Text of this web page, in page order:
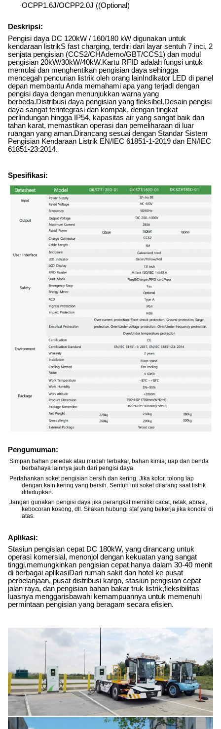
·OCPP1.6J/OCPP2.0J ((Optional)
Deskripsi:
Pengisi daya DC 120kW / 160/180 kW digunakan untuk
kendaraan listrikS fast charging, terdiri dari layar sentuh 7 inci, 2
senjata pengisian (CCS2/CHAdemo/GBT/CCS1) dan modul
pengisian 20kW/30kW/40kW.Kartu RFID adalah fungsi untuk
memulai dan menghentikan pengisian daya sehingga
mencegah pencurian listrik oleh orang lainIndikator LED di panel
depan membantu Anda memahami apa yang terjadi dengan
pengisi daya dengan menunjukkan warna yang
berbeda.Distribusi daya pengisian yang fleksibel ,Desain pengisi
daya sangat terintegrasi dan kompak, dengan tingkat
perlindungan hingga IP54, kapasitas air yang sangat baik dan
tahan karat, memastikan operasi dan pemeliharaan di luar
ruangan yang aman.Dirancang sesuai dengan Standar Sistem
Pengisian Kendaraan Listrik EN/IEC 61851-1-2019 dan EN/IEC
61851-23:2014.
Spesifikasi:
Pengumuman:
Simpan bahan peledak atau mudah terbakar, bahan kimia, uap dan benda
berbahaya lainnya jauh dari pengisi daya.
Pertahankan soket pengisian bersih dan kering. Jika kotor, tolong lap
dengan kain kering yang bersih. Sentuh inti soket dilarang saat listrik
dihidupkan.
Jangan gunakan pengisi daya jika perangkat memiliki cacat, retak, abrasi,
kebocoran kosong, dll. Silakan hubungi staf yang bekerja jika kondisi di
atas.
Aplikasi:
Stasiun pengisian cepat DC 180kW, yang dirancang untuk
operasi komersial, menonjol dengan kekuatan yang sangat
tinggi,memungkinkan pengisian cepat hanya dalam 30-40 menit
di berbagai aplikasiDari rumah sakit dan hotel ke pusat
perbelanjaan, pusat distribusi kargo, stasiun pengisian cepat
jalan raya, dan pengisian bahan bakar truk listrik,fleksibilitas
luasnya menggarisbawahi kemampuannya untuk memenuhi
permintaan pengisian yang beragam secara efisien.